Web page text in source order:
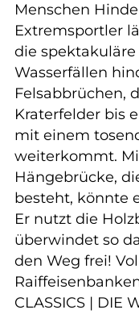
Menschen
Extremsportler
die
Wasserfällen
Felsabbrüchen,
Kraterfelder bis
mit einem
weiterkommt.
Hängebrücke,
besteht, könnte
Er nutzt die
überwindet so
den Weg frei!
CLASSICS | DIE